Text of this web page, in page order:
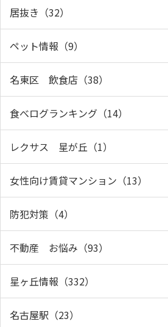
居抜き（32）
ペット情報（9）
名東区 飲食店（38）
食べログランキング（14）
レクサス 星が丘（1）
女性向け賃貸マンション（13）
防犯対策（4）
不動産 お悩み（93）
星ヶ丘情報（332）
名古屋駅（23）